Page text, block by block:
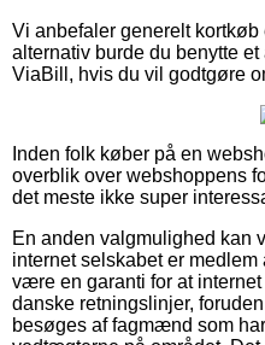
Vi anbefaler generelt
alternativ burde du benytte
ViaBill, hvis du vil godtgøre
Inden folk køber på en
overblik over webshoppens
det meste ikke super
En anden valgmulighed kan
internet selskabet er
være en garanti for at
danske retningslinjer,
besøges af fagmænd som